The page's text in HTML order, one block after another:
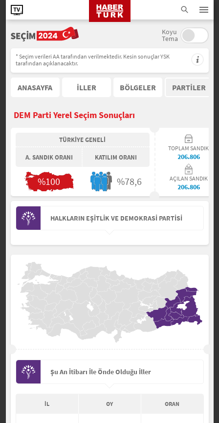
Koyu
Tema
* Seçim verileri AA tarafından verilmektedir. Kesin sonuçlar YSK
tarafından açıklanacaktır.
ANASAYFA İLLER BÖLGELER PARTİLER
DEM Parti Yerel Seçim Sonuçları
TÜRKİYE GENELİ
A. SANDIK ORANI KATILIM ORANI
%100 %78,6
TOPLAM SANDIK
206.806
AÇILAN SANDIK
206.806
HALKLARIN EŞİTLİK VE DEMOKRASİ PARTİSİ
Şu An İtibarı İle Önde Olduğu İller
İL OY ORAN